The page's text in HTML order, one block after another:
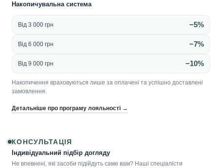
Накопичувальна система
Від 3 000 грн −5%
Від 6 000 грн −7%
Від 9 000 грн −10%
Накопичення враховуються лише за оплачені та успішно доставлені
замовлення.
Детальніше про програму лояльності →
КОНСУЛЬТАЦІЯ
Індивідуальний підбір догляду
Не впевнені, які засоби підійдуть саме вам? Наші спеціалісти